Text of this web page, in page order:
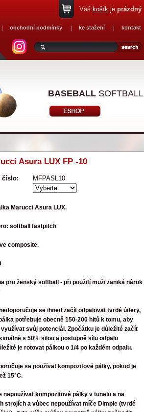
obchodní podmínky ke stažení kontakt
Váš košíkje prázdný
BASEBALLSOFTBALL
Asura LUX FP -10
číslo:
MFPASL10
Marucci Asura LUX.
softball fastpitch
composite.
pro ženský softball - při použití muži zaniká nárok
se ihned začít odpalovat tvrdé údery,
potřebuje obecně 150-200 hitů k tomu, aby
svůj potenciál. Zpočátku je důležité začít
s 50% silou a postupně sílu odpalu
je rotovat pálkou o 1/4 po každém odpalu.
se používat kompozitové pálky, pokud je
15°C.
nepoužívat kompozitové pálky v tunelu a na
strojích a vůbec nepoužívat míče Dimple (tvrdé